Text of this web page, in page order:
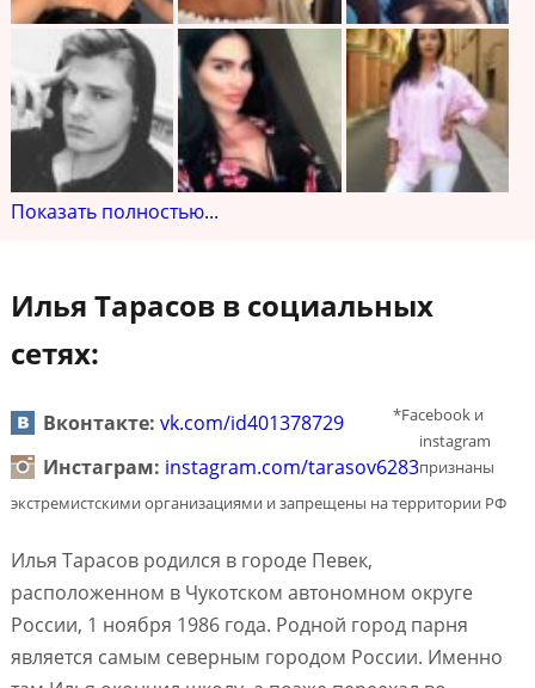
Показать полностью...
Илья Тарасов в социальных
сетях:
Вконтакте: vk.com/id401378729
Инстаграм: instagram.com/tarasov6283
*Facebook и
instagram
признаны
экстремистскими организациями и запрещены на территории РФ
Илья Тарасов родился в городе Певек,
расположенном в Чукотском автономном округе
России, 1 ноября 1986 года. Родной город парня
является самым северным городом России. Именно